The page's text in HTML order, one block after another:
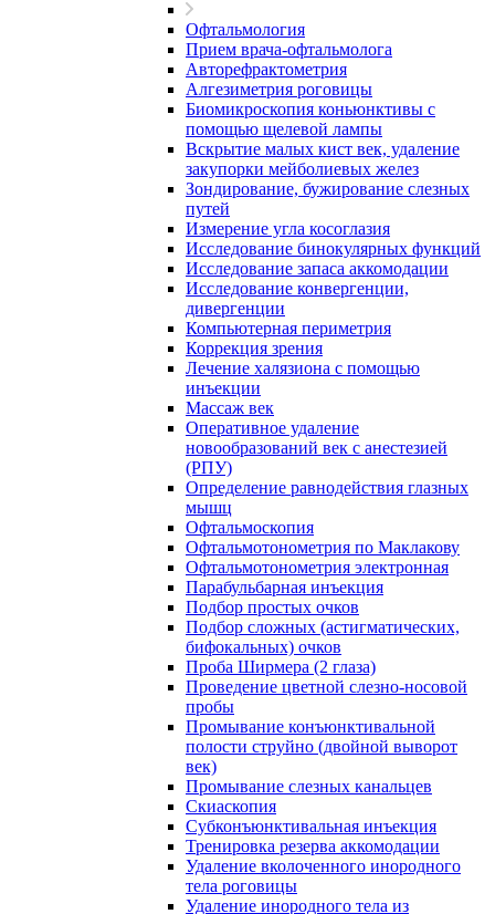
Офтальмология
Прием врача-офтальмолога
Авторефрактометрия
Алгезиметрия роговицы
Биомикроскопия коньюнктивы с
помощью щелевой лампы
Вскрытие малых кист век, удаление
закупорки мейболиевых желез
Зондирование, бужирование слезных
путей
Измерение угла косоглазия
Исследование бинокулярных функций
Исследование запаса аккомодации
Исследование конвергенции,
дивергенции
Компьютерная периметрия
Коррекция зрения
Лечение халязиона с помощью
инъекции
Массаж век
Оперативное удаление
новообразований век с анестезией
(РПУ)
Определение равнодействия глазных
мышц
Офтальмоскопия
Офтальмотонометрия по Маклакову
Офтальмотонометрия электронная
Парабульбарная инъекция
Подбор простых очков
Подбор сложных (астигматических,
бифокальных) очков
Проба Ширмера (2 глаза)
Проведение цветной слезно-носовой
пробы
Промывание конъюнктивальной
полости струйно (двойной выворот
век)
Промывание слезных канальцев
Скиаскопия
Субконъюнктивальная инъекция
Тренировка резерва аккомодации
Удаление вколоченного инородного
тела роговицы
Удаление инородного тела из